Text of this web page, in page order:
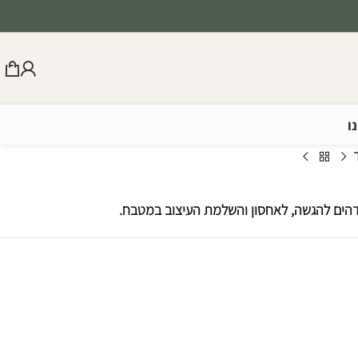
להגשה, לאחסון והשלמת העיצוב במטבח.